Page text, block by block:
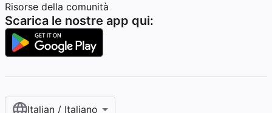
Risorse della comunità
Scarica le nostre app qui:
Italian / Italiano‎